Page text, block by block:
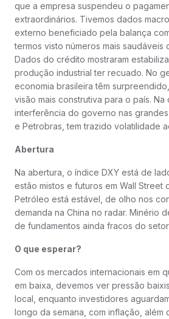
que a empresa suspendeu o
extraordinários. Tivemos dados
externo beneficiado pela balança
termos visto números mais saudáveis
Dados do crédito mostraram
produção industrial ter recuado. No
economia brasileira têm
visão mais construtiva para o país. Na
interferência do governo nas
e Petrobras, tem trazido volatilidade
Abertura
Na abertura, o índice DXY está de
estão mistos e futuros em Wall Street
Petróleo está estável, de olho nos
demanda na China no radar. Minério
de fundamentos ainda fracos do
O que esperar?
Com os mercados internacionais em
em baixa, devemos ver pressão
local, enquanto investidores
longo da semana, com inflação, além